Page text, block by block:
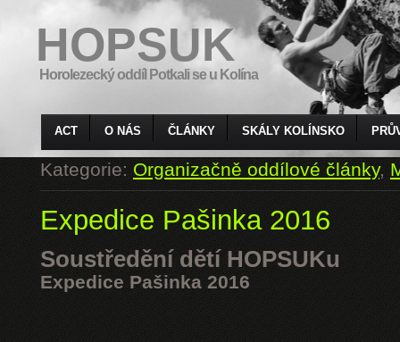
HOPSUK
Horolezecký oddíl Potkali se u Kolína
ACT O NÁS ČLÁNKY SKÁLY KOLÍNSKO
Kategorie:Organizačně oddílové články,
Expedice Pašinka 2016
Soustředění dětí HOPSUKu
Expedice Pašinka 2016